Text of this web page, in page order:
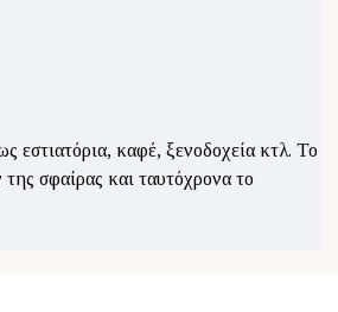
εστιατόρια, καφέ, ξενοδοχεία κτλ. Το
σφαίρας και ταυτόχρονα το